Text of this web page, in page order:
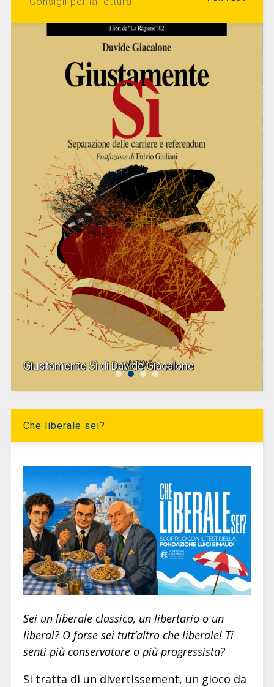
Giustamente Sì di Davide Giacalone
Che liberale sei?
Sei un liberale classico, un libertario o un
liberal? O forse sei tutt’altro che liberale! Ti
senti più conservatore o più progressista?
Si tratta di un divertissement, un gioco da